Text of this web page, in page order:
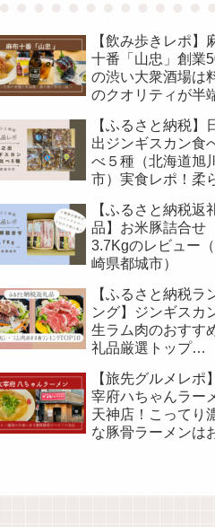
【飲み歩きレポ】
十番「山忠」創業
の渋い大衆酒場は
のクオリティが半
【ふるさと納税】
出ジンギスカン食
べ５種（北海道旭川
市）実食レポ！柔
ラム肉
【ふるさと納税返
品】お米豚詰合せ
3.7Kgのレビュー
崎県都城市）
【ふるさと納税ラ
ング】ジンギスカ
生ラム肉のおすす
礼品厳選トップ
【旅先グルメレポ
宰府ハちゃんラー
天神店！こってり
な豚骨ラーメンは